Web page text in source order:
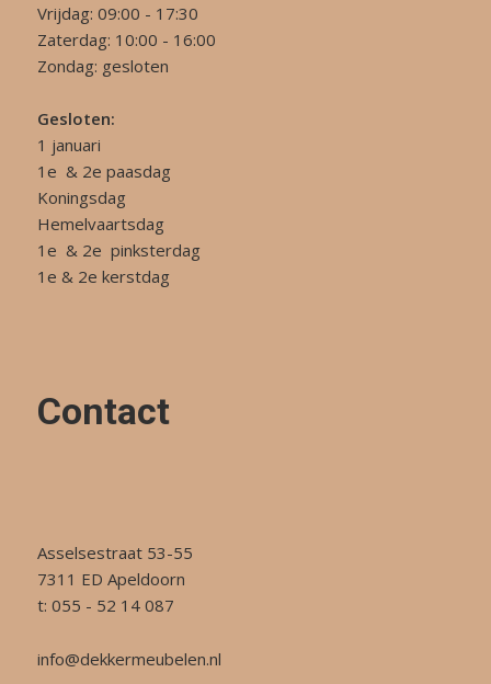
Vrijdag: 09:00 - 17:30
Zaterdag: 10:00 - 16:00
Zondag: gesloten
Gesloten:
1 januari
1e & 2e paasdag
Koningsdag
Hemelvaartsdag
1e & 2e pinksterdag
1e & 2e kerstdag
Contact
Asselsestraat 53-55
7311 ED Apeldoorn
t: 055 - 52 14 087
info@dekkermeubelen.nl